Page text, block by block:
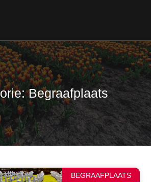
Begraafplaats
BEGRAAFPLAATS